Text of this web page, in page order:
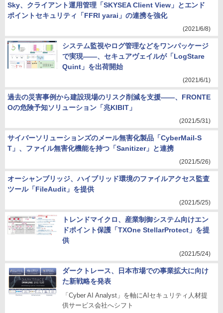
Sky、クライアント運用管理「SKYSEA Client View」とエンド
ポイントセキュリティ「FFRI yarai」の連携を強化
(2021/6/8)
システム監視やログ管理などをワンパッケージ
で実現――、セキュアヴェイルが「LogStare
Quint」を出荷開始
(2021/6/1)
過去の災害事例から建設現場のリスク削減を支援――、FRONTE
Oの危険予知ソリューション「兆KIBIT」
(2021/5/31)
サイバーソリューションズのメール無害化製品「CyberMail-S
T」、ファイル無害化機能を持つ「Sanitizer」と連携
(2021/5/26)
オーシャンブリッジ、ハイブリッド環境のファイルアクセス監査
ツール「FileAudit」を提供
(2021/5/25)
トレンドマイクロ、産業制御システム向けエン
ドポイント保護「TXOne StellarProtect」を提
供
(2021/5/24)
ダークトレース、日本市場での事業拡大に向け
た新戦略を発表
「Cyber AI Analyst」を軸にAIセキュリティ人材提
供サービス会社へシフト